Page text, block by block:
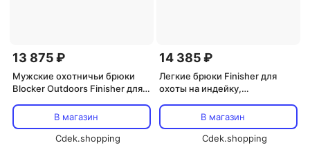
13 875 ₽
Мужские охотничьи брюки
Blocker Outdoors Finisher для
Bottomland Original
В магазин
Cdek.shopping
14 385 ₽
Легкие брюки Finisher для
охоты на индейку,
запаха, эластичные,
камуфляжные BLOCKER
OUTDOORS, зеленый
В магазин
Cdek.shopping